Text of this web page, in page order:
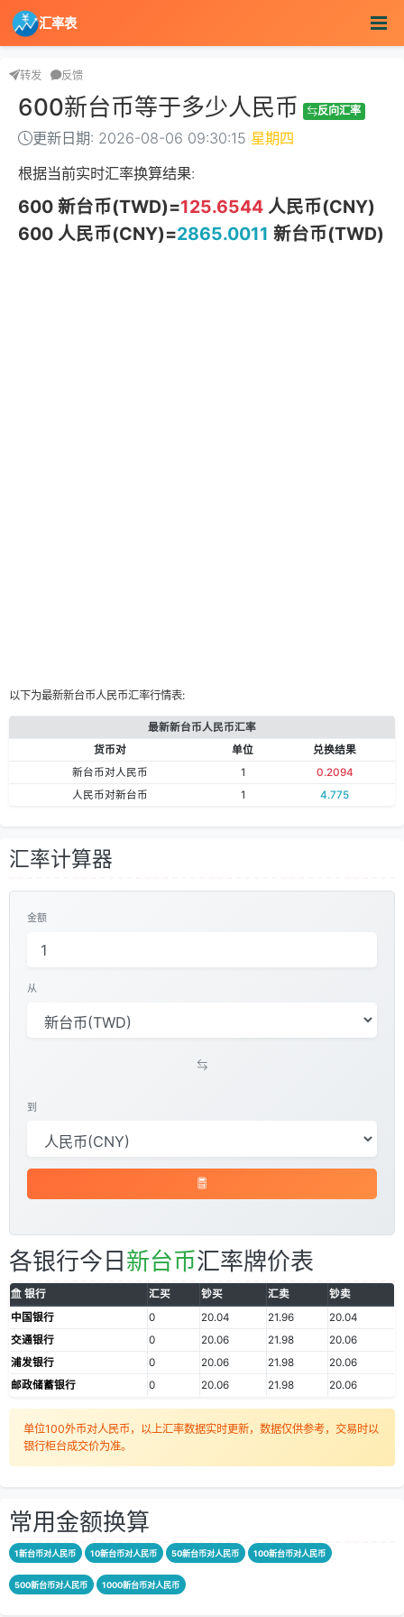
汇率表
转发 反馈
600新台币等于多少人民币 反向汇率
更新日期: 2026-08-06 09:30:15 星期四
根据当前实时汇率换算结果:
600 新台币(TWD)=125.6544人民币(CNY)
600 人民币(CNY)=2865.0011 新台币(TWD)
以下为最新新台币人民币汇率行情表:
最新新台币人民币汇率
货币对
单位
兑换结果
新台币对人民币
1
0.2094
人民币对新台币
1 4.775
汇率计算器
金额
从
到
各银行今日 新台币汇率牌价表
银行 汇买 钞买 汇卖
钞卖
中国银行
0 20.04 21.96
20.04
交通银行
0 20.06 21.98
20.06
浦发银行
0 20.06 21.98
20.06
邮政储蓄银行
0 20.06 21.98 20.06
单位100外币对人民币，以上汇率数据实时更新，数据仅供参考，交易时以
银行柜台成交价为准。
常用金额换算
1新台币对人民币 10新台币对人民币 50新台币对人民币 100新台币对人民币
500新台币对人民币 1000新台币对人民币